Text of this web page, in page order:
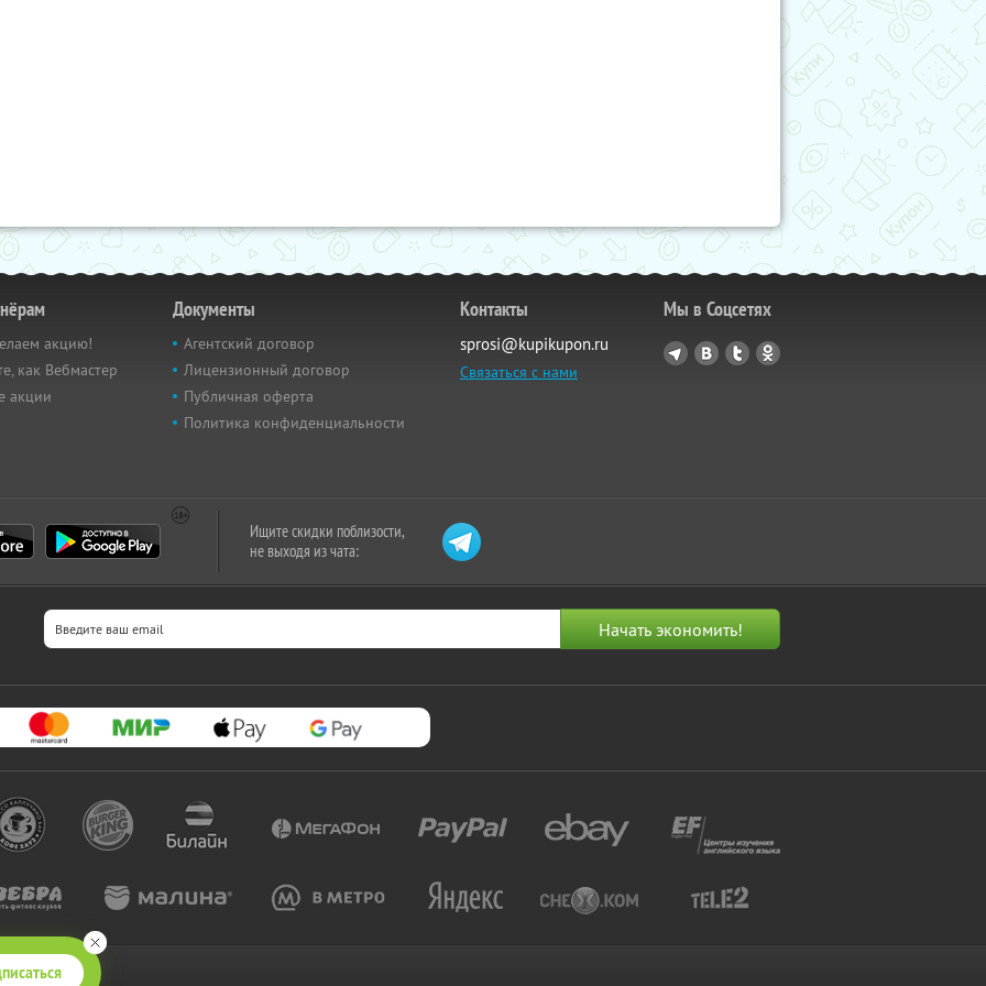
акцию!
как Вебмастер
акции
Документы
Агентский договор
Лицензионный договор
Публичная оферта
Политика конфиденциальности
Контакты
sprosi@kupikupon.ru
Связаться с нами
Мы в Соцсетях
Ищите скидки поблизости,
не выходя из чата: